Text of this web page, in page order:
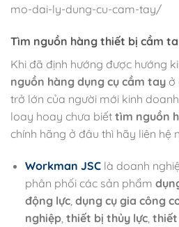
mo-dai-ly-dung-cu-cam-tay/
Tìm nguồn hàng thiết bị cầm
Khi đã định hướng được hướng
nguồn hàng dụng cụ cầm tay ở
trở lớn của người mới kinh
loay hoay chưa biết tìm nguồn
chính hãng ở đâu thì hãy liên hệ
Workman JSClà doanh
phân phối các sản phẩm
động lực, dụng cụ gia công
nghiệp, thiết bị thủy lực, thiết